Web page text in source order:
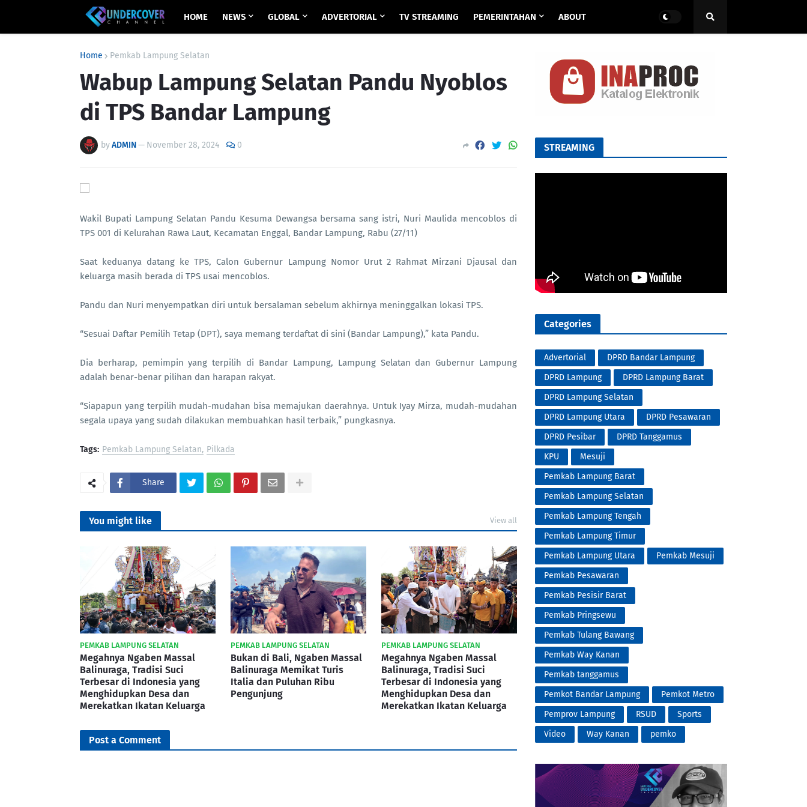
HOME NEWS GLOBAL ADVERTORIAL TV STREAMING PEMERINTAHAN ABOUT
Home Pemkab Lampung Selatan
Wabup Lampung Selatan Pandu Nyoblos
di TPS Bandar Lampung
byADMIN— November 28, 2024 0
Wakil Bupati Lampung Selatan Pandu Kesuma Dewangsa bersama sang istri, Nuri Maulida mencoblos di
TPS 001 di Kelurahan Rawa Laut, Kecamatan Enggal, Bandar Lampung, Rabu (27/11)
Saat keduanya datang ke TPS, Calon Gubernur Lampung Nomor Urut 2 Rahmat Mirzani Djausal dan
keluarga masih berada di TPS usai mencoblos.
Pandu dan Nuri menyempatkan diri untuk bersalaman sebelum akhirnya meninggalkan lokasi TPS.
“Sesuai Daftar Pemilih Tetap (DPT), saya memang terdaftat di sini (Bandar Lampung),” kata Pandu.
Dia berharap, pemimpin yang terpilih di Bandar Lampung, Lampung Selatan dan Gubernur Lampung
adalah benar-benar pilihan dan harapan rakyat.
“Siapapun yang terpilih mudah-mudahan bisa memajukan daerahnya. Untuk Iyay Mirza, mudah-mudahan
segala upaya yang sudah dilakukan membuahkan hasil terbaik,” pungkasnya.
Tags: Pemkab Lampung Selatan Pilkada
Share
You might like View all
PEMKAB LAMPUNG SELATAN
Megahnya Ngaben Massal
Balinuraga, Tradisi Suci
Terbesar di Indonesia yang
Menghidupkan Desa dan
Merekatkan Ikatan Keluarga
PEMKAB LAMPUNG SELATAN
Bukan di Bali, Ngaben Massal
Balinuraga Memikat Turis
Italia dan Puluhan Ribu
Pengunjung
PEMKAB LAMPUNG SELATAN
Megahnya Ngaben Massal
Balinuraga, Tradisi Suci
Terbesar di Indonesia yang
Menghidupkan Desa dan
Merekatkan Ikatan Keluarga
Post a Comment
STREAMING
Categories
Advertorial
DPRD Bandar Lampung
DPRD Lampung
DPRD Lampung Barat
DPRD Lampung Selatan
DPRD Lampung Utara
DPRD Pesawaran
DPRD Pesibar
DPRD Tanggamus
KPU
Mesuji
Pemkab Lampung Barat
Pemkab Lampung Selatan
Pemkab Lampung Tengah
Pemkab Lampung Timur
Pemkab Lampung Utara
Pemkab Mesuji
Pemkab Pesawaran
Pemkab Pesisir Barat
Pemkab Pringsewu
Pemkab Tulang Bawang
Pemkab Way Kanan
Pemkab tanggamus
Pemkot Bandar Lampung
Pemkot Metro
Pemprov Lampung
RSUD
Sports
Video
Way Kanan pemko